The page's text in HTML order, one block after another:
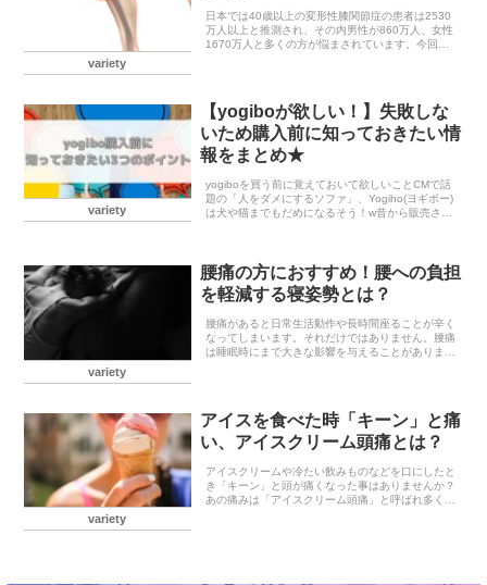
variety
日本では40歳以上の変形性膝関節症の患者は2530
万人以上と推測され、その内男性が860万人、女性
1670万人と多くの方が悩まされています。今回は
variety
【yogiboが欲しい！】失敗しな
いため購入前に知っておきたい情
報をまとめ★
yogiboを買う前に覚えておいて欲しいことCMで話
題の「人をダメにするソファ」、Yogiho(ヨギボー)
は犬や猫までもだめになるそう！w昔から販売され
variety
腰痛の方におすすめ！腰への負担
を軽減する寝姿勢とは？
腰痛があると日常生活動作や長時間座ることが辛く
なってしまいます。それだけではありません。腰痛
は睡眠時にまで大きな影響を与えることがありま
variety
アイスを食べた時「キーン」と痛
い、アイスクリーム頭痛とは？
アイスクリームや冷たい飲みものなどを口にしたと
き「キーン」と頭が痛くなった事はありませんか？
あの痛みは「アイスクリーム頭痛」と呼ばれ多くの